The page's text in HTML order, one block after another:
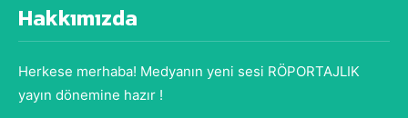
Hakkımızda
Herkese merhaba! Medyanın yeni sesi RÖPORTAJLIK
yayın dönemine hazır !